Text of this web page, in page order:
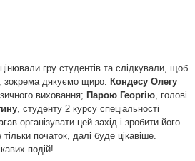
гру студентів та слідкували, щоб
зокрема дякуємо щиро: Кондесу Олегу
виховання; Парою Георгію, голові
, студенту 2 курсу спеціальності
організувати цей захід і зробити його
початок, далі буде цікавіше.
подій!